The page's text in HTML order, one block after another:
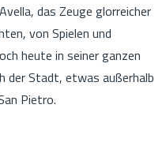
das Zeuge glorreicher
von Spielen und
heute in seiner ganzen
der Stadt, etwas außerhalb
Pietro.